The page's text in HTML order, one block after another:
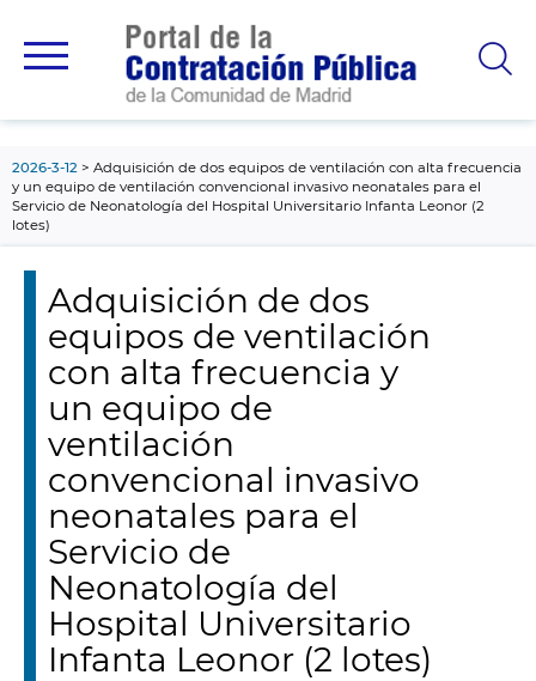
principal
2026-3-12
Adquisición de dos equipos de ventilación con alta frecuencia
y un equipo de ventilación convencional invasivo neonatales para el
Servicio de Neonatología del Hospital Universitario Infanta Leonor (2
lotes)
Adquisición de dos
equipos de ventilación
con alta frecuencia y
un equipo de
ventilación
convencional invasivo
neonatales para el
Servicio de
Neonatología del
Hospital Universitario
Infanta Leonor (2 lotes)